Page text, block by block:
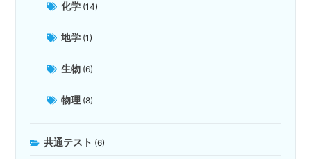
化学 (14)
地学 (1)
生物 (6)
物理 (8)
共通テスト (6)